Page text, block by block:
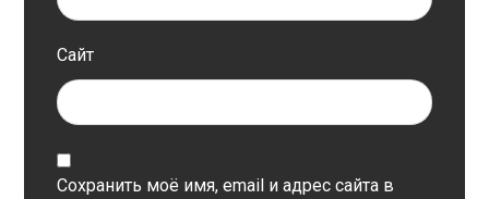
Сайт
Сохранить моё имя, email и адрес сайта в